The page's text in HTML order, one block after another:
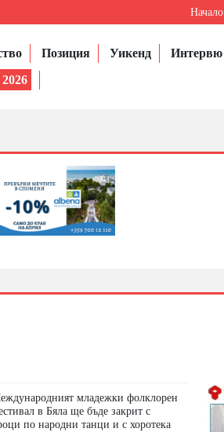
Начало
Позиция Уикенд Интервю
младежки фолклорен
в Бяла ще бъде закрит с
по народни танци и с хоротека